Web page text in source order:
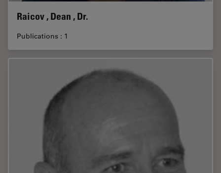
Raicov , Dean , Dr.
Publications : 1